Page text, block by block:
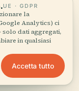
UE · GDPR
la
Analytics) ci
solo dati aggregati,
in qualsiasi
Accetta tutto